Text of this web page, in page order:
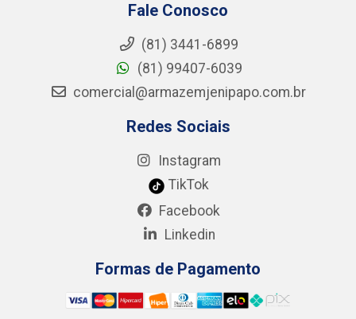
Fale Conosco
(81) 3441-6899
(81) 99407-6039
comercial@armazemjenipapo.com.br
Redes Sociais
Instagram
TikTok
Facebook
Linkedin
Formas de Pagamento